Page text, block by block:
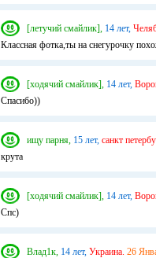
[летучий смайлик], 14 лет,
Классная фотка,ты на снегурочку
[ходячий смайлик], 14 лет,
Спасибо))
ищу парня, 15 лет, санкт
крута
[ходячий смайлик], 14 лет,
Спс)
Влад1к, 14 лет, Украина. 26